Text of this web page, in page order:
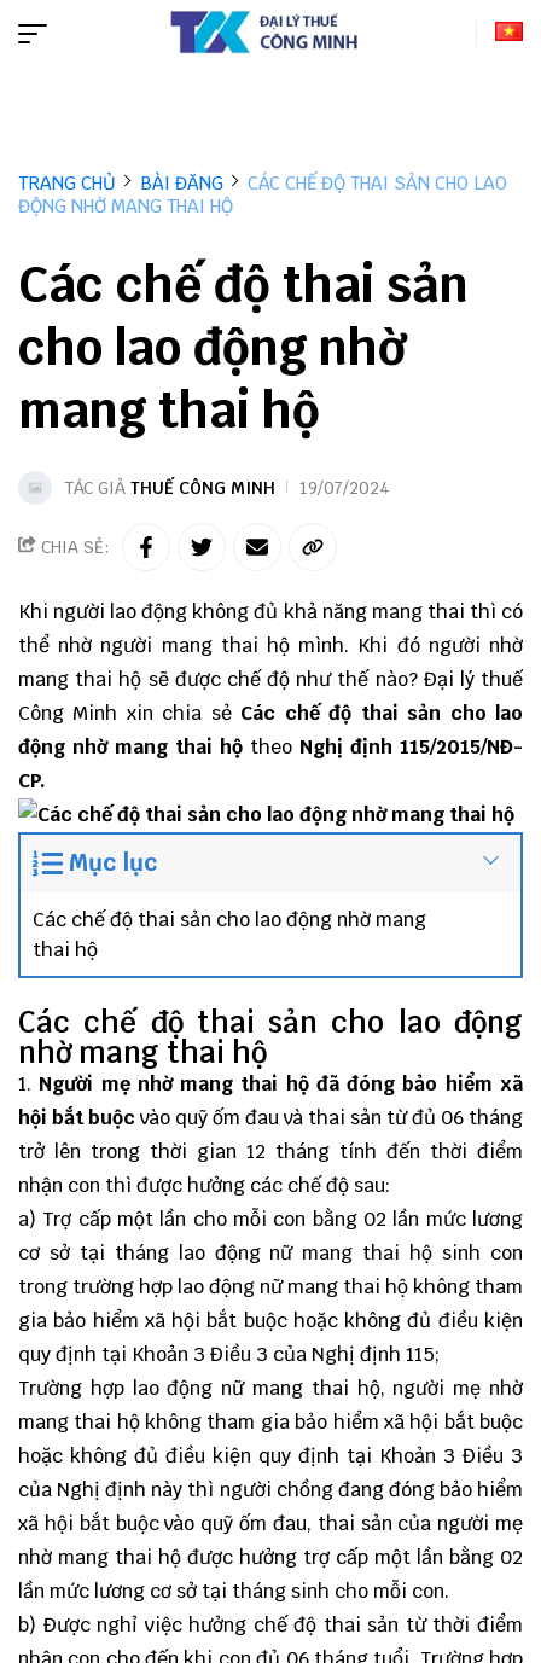
TRANG CHỦ BÀI ĐĂNG
CÁC CHẾ ĐỘ THAI SẢN CHO LAO
ĐỘNG NHỜ MANG THAI HỘ
Các chế độ thai sản
cho lao động nhờ
mang thai hộ
TÁC GIẢ THUẾ CÔNG MINH 19/07/2024
CHIA SẺ:
Khi người lao động không đủ khả năng mang thai thì có
thể nhờ người mang thai hộ mình. Khi đó người nhờ
mang thai hộ sẽ được chế độ như thế nào? Đại lý thuế
Công Minh xin chia sẻ Các chế độ thai sản cho lao
động nhờ mang thai hộ theo Nghị định 115/2015/NĐ-
CP.
Mục lục
Các chế độ thai sản cho lao động nhờ mang
thai hộ
Các chế độ thai sản cho lao động
nhờ mang thai hộ
1. Người mẹ nhờ mang thai hộ đã đóng bảo hiểm xã
hội bắt buộcvào quỹ ốm đau và thai sản từ đủ 06 tháng
trở lên trong thời gian 12 tháng tính đến thời điểm
nhận con thì được hưởng các chế độ sau:
a) Trợ cấp một lần cho mỗi con bằng 02 lần mức lương
cơ sở tại tháng lao động nữ mang thai hộ sinh con
trong trường hợp lao động nữ mang thai hộ không tham
gia bảo hiểm xã hội bắt buộc hoặc không đủ điều kiện
quy định tại Khoản 3 Điều 3 của Nghị định 115;
Trường hợp lao động nữ mang thai hộ, người mẹ nhờ
mang thai hộ không tham gia bảo hiểm xã hội bắt buộc
hoặc không đủ điều kiện quy định tại Khoản 3 Điều 3
của Nghị định này thì người chồng đang đóng bảo hiểm
xã hội bắt buộc vào quỹ ốm đau, thai sản của người mẹ
nhờ mang thai hộ được hưởng trợ cấp một lần bằng 02
lần mức lương cơ sở tại tháng sinh cho mỗi con.
b) Được nghỉ việc hưởng chế độ thai sản từ thời điểm